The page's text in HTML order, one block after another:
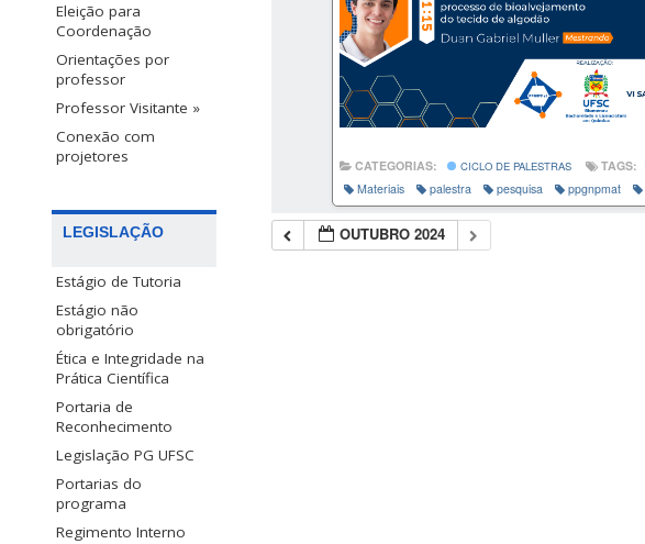
Eleição para
Coordenação
Orientações por
professor
Professor Visitante »
Conexão com
projetores
LEGISLAÇÃO
Estágio de Tutoria
Estágio não
obrigatório
Ética e Integridade na
Prática Científica
Portaria de
Reconhecimento
Legislação PG UFSC
Portarias do
programa
Regimento Interno
CATEGORIAS: CICLO DE PALESTRAS TAGS:
Materiais
palestra pesquisa ppgnpmat
OUTUBRO 2024